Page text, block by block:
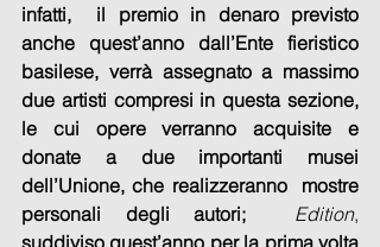
infatti,  il premio in denaro previsto
anche quest’anno dall’Ente fieristico
basilese, verrà assegnato a massimo
due artisti compresi in questa sezione,
le cui opere verranno acquisite e
donate a due importanti musei
dell’Unione, che realizzeranno  mostre
personali degli autori; Edition